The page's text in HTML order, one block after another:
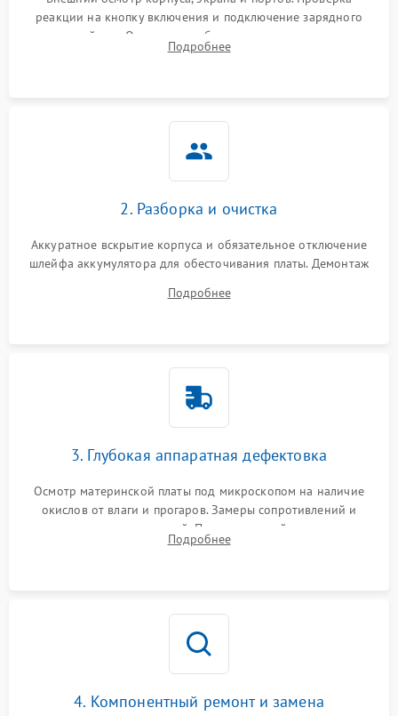
Выход из строя SSD или
HDD: медленная загрузка,
2000 ₽
Проблемы Wi‑Fi или
2500 ₽
реакции на кнопку включения и подключение зарядного
устройства. Оценка потребления тока с помощью
лабораторного блока питания для локализации проблемы.
Подробнее
2. Разборка и очистка
Аккуратное вскрытие корпуса и обязательное отключение
шлейфа аккумулятора для обесточивания платы. Демонтаж
высохшей термопасты с кристаллов чипов.
Подробнее
3. Глубокая аппаратная дефектовка
Осмотр материнской платы под микроскопом на наличие
окислов от влаги и прогаров. Замеры сопротивлений и
дежурных напряжений. Проверка цепей питания,
мультиконтроллера, процессора и видеочипа.
Подробнее
4. Компонентный ремонт и замена